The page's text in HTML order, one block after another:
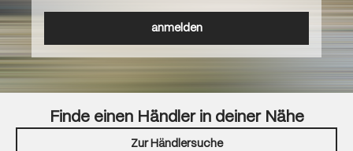
anmelden
Finde einen Händler in deiner Nähe
Zur Händlersuche